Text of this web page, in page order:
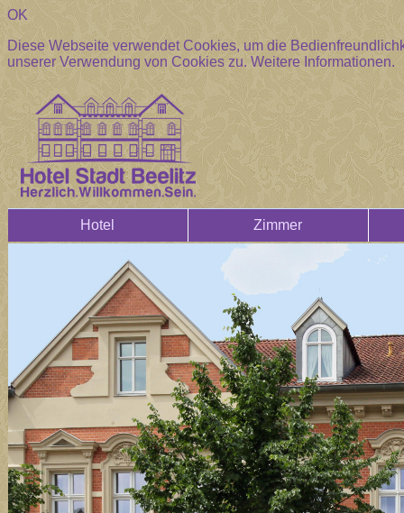
OK
Diese Webseite verwendet Cookies, um die
unserer Verwendung von Cookies zu.Weitere Informationen.
Hotel Zimmer